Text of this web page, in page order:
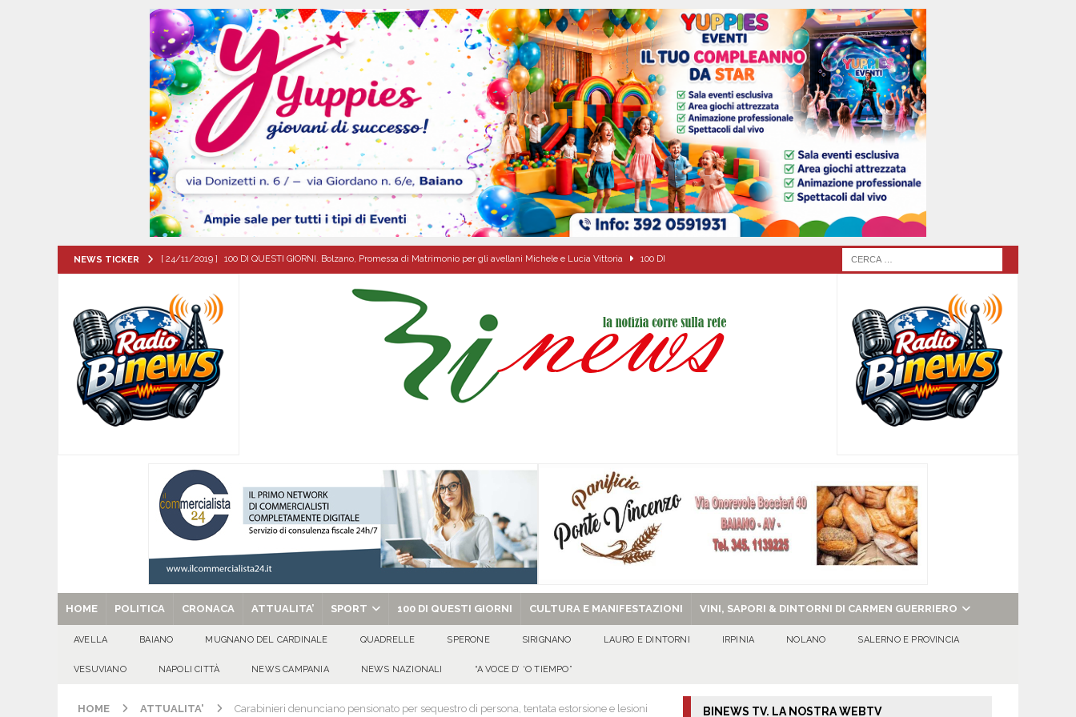
NEWS TICKER [ 24/11/2019 ] 100 DI QUESTI GIORNI. Bolzano, Promessa di Matrimonio per gli avellani Michele e Lucia Vittoria 100 DI
[ 07/08/2026 ] Mugnano del Cardinale, il cammino della fede: il triduo di Santa Filomena tra le strade del paese
ATTUALITA'
[ 07/08/2026 ] Forza Italia apre la stagione del congresso in Campania: obiettivo consolidare la crescita e preparare le prossime
sfide ATTUALITA'
[ 07/08/2026 ]
[ 07/08/2026 ] Montoro (AV): Ruba circa 130mila di energia elettrica – i Carabinieri denunciano un 65enne EVIDENZA
[ 29/08/2025 ] SANT’Oggi. Venerdì 29 agosto la chiesa celebra il Martirio di san Giovanni Battista e santa Sabina EVIDENZA
HOME POLITICA CRONACA ATTUALITA’ SPORT 100 DI QUESTI GIORNI CULTURA E MANIFESTAZIONI VINI, SAPORI & DINTORNI DI CARMEN GUERRIERO
AVELLA BAIANO MUGNANO DEL CARDINALE QUADRELLE SPERONE SIRIGNANO LAURO E DINTORNI IRPINIA NOLANO SALERNO E PROVINCIA
VESUVIANO NAPOLI CITTÀ NEWS CAMPANIA NEWS NAZIONALI “A VOCE D’ ‘O TIEMPO”
HOME ATTUALITA' Carabinieri denunciano pensionato per sequestro di persona, tentata estorsione e lesioni BINEWS TV. LA NOSTRA WEBTV